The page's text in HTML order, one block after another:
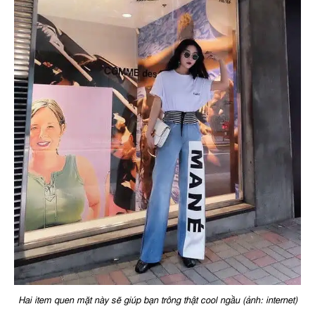
Hai item quen mặt này sẽ giúp bạn trông thật cool ngầu (ảnh: internet)